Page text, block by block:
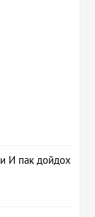
И пак дойдох